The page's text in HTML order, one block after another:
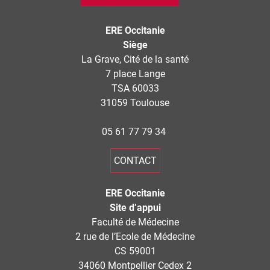
ERE Occitanie
Siège
La Grave, Cité de la santé
7 place Lange
TSA 60033
31059 Toulouse
05 61 77 79 34
CONTACT
ERE Occitanie
Site d’appui
Faculté de Médecine
2 rue de l’Ecole de Médecine
CS 59001
34060 Montpellier Cedex 2